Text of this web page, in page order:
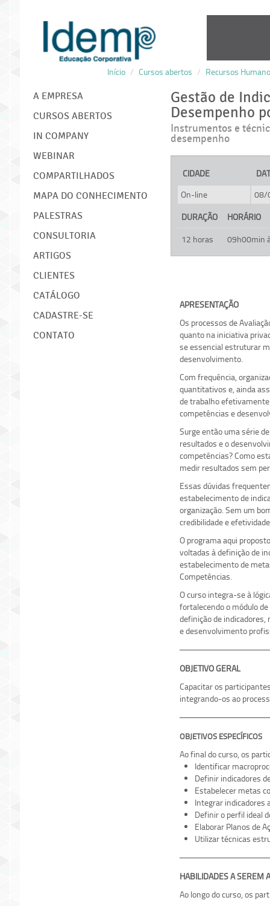
IDEMP
Início / Cursos abertos / Recursos
A EMPRESA
CURSOS ABERTOS
IN COMPANY
WEBINAR
COMPARTILHADOS
MAPA DO CONHECIMENTO
PALESTRAS
CONSULTORIA
ARTIGOS
CLIENTES
CATÁLOGO
CADASTRE-SE
CONTATO
Gestão de
Desempenho
Instrumentos e
desempenho
CIDADE
On-line
08/
DURAÇÃO
HORÁRIO
12 horas
09h00min
APRESENTAÇÃO
Os processos de
quanto na iniciativa
se essencial estruturar
desenvolvimento.
Com frequência,
quantitativos e, ainda
de trabalho
competências e
Surge então uma série
resultados e o
competências? Como
medir resultados sem
Essas dúvidas
estabelecimento de
organização. Sem um
credibilidade e
O programa aqui
voltadas à definição de
estabelecimento de
Competências.
O curso integra-se à
fortalecendo o módulo
definição de
e desenvolvimento
OBJETIVO GERAL
Capacitar os
integrando-os ao
OBJETIVOS ESPECÍFICOS
Ao final do curso, os
Identificar
Definir indicadores
Estabelecer metas
Integrar indicadores
Definir o perfil ideal
Elaborar Planos de
Utilizar técnicas
HABILIDADES A SEREM
Ao longo do curso, os